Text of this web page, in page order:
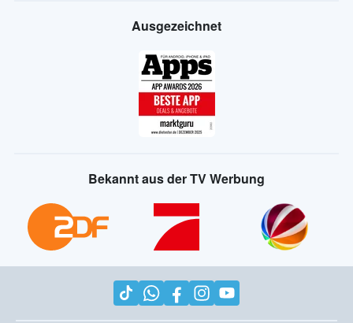
Ausgezeichnet
Bekannt aus der TV Werbung